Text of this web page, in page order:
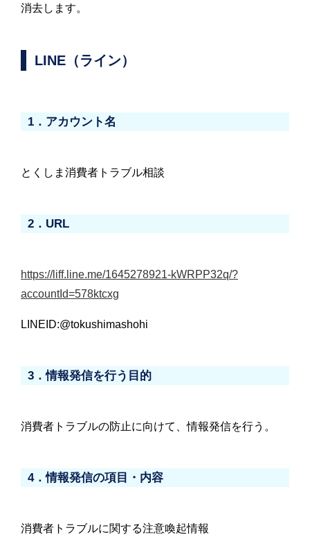
消去します。
LINE（ライン）
1．アカウント名
とくしま消費者トラブル相談
2．URL
https://liff.line.me/1645278921-kWRPP32q/?
accountId=578ktcxg
LINEID:@tokushimashohi
3．情報発信を行う目的
消費者トラブルの防止に向けて、情報発信を行う。
4．情報発信の項目・内容
消費者トラブルに関する注意喚起情報